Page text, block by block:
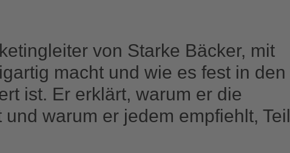
von Starke Bäcker, mit
macht und wie es fest in den
ist. Er erklärt, warum er die
warum er jedem empfiehlt, Teil